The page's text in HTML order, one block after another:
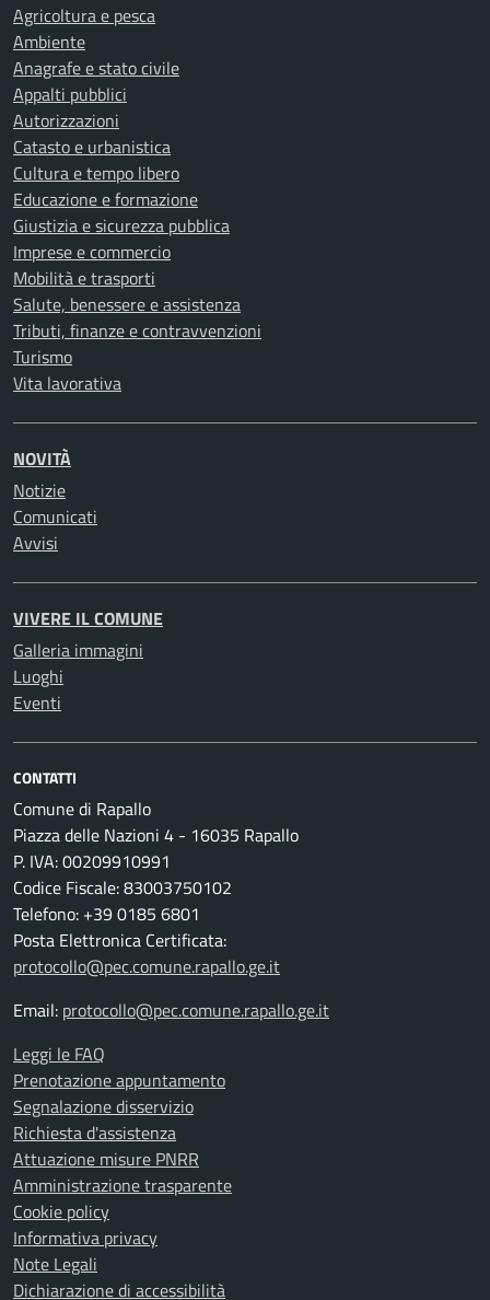
Agricoltura e pesca
Ambiente
Anagrafe e stato civile
Appalti pubblici
Autorizzazioni
Catasto e urbanistica
Cultura e tempo libero
Educazione e formazione
Giustizia e sicurezza pubblica
Imprese e commercio
Mobilità e trasporti
Salute, benessere e assistenza
Tributi, finanze e contravvenzioni
Turismo
Vita lavorativa
NOVITÀ
Notizie
Comunicati
Avvisi
VIVERE IL COMUNE
Galleria immagini
Luoghi
Eventi
CONTATTI
Comune di Rapallo
Piazza delle Nazioni 4 - 16035 Rapallo
P. IVA: 00209910991
Codice Fiscale: 83003750102
Telefono: +39 0185 6801
Posta Elettronica Certificata:
protocollo@pec.comune.rapallo.ge.it
Email: protocollo@pec.comune.rapallo.ge.it
Leggi le FAQ
Prenotazione appuntamento
Segnalazione disservizio
Richiesta d'assistenza
Attuazione misure PNRR
Amministrazione trasparente
Cookie policy
Informativa privacy
Note Legali
Dichiarazione di accessibilità